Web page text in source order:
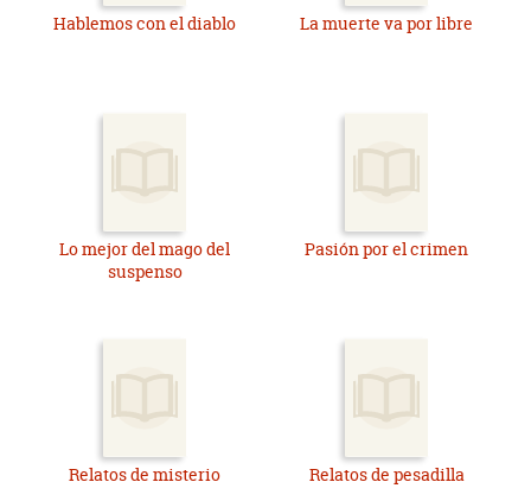
Hablemos con el diablo La muerte va por libre
Lo mejor del mago del
suspenso
Pasión por el crimen
Relatos de misterio Relatos de pesadilla